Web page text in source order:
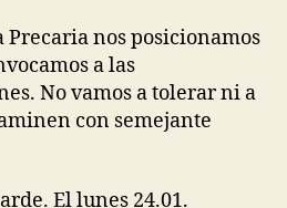
Precaria nos posicionamos
a las
No vamos a tolerar ni a
con semejante
El lunes 24.01.